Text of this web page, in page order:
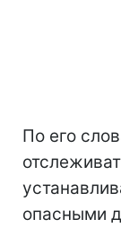
По его
опасными